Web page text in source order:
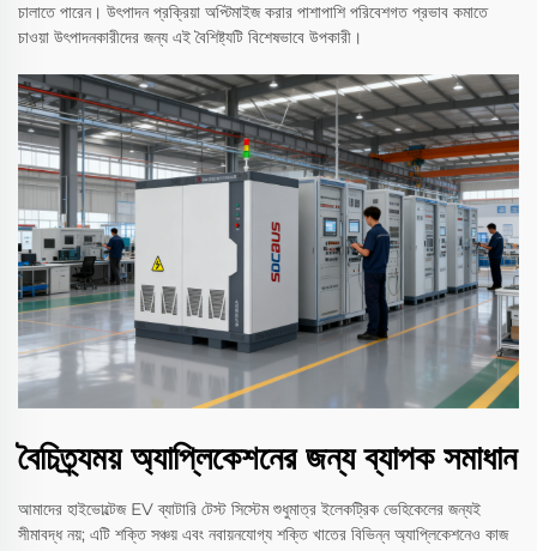
চালাতে পারেন। উৎপাদন প্রক্রিয়া অপ্টিমাইজ করার পাশাপাশি পরিবেশগত প্রভাব কমাতে
চাওয়া উৎপাদনকারীদের জন্য এই বৈশিষ্ট্যটি বিশেষভাবে উপকারী।
বৈচিত্র্যময় অ্যাপ্লিকেশনের জন্য ব্যাপক সমাধান
আমাদের হাইভোল্টেজ EV ব্যাটারি টেস্ট সিস্টেম শুধুমাত্র ইলেকট্রিক ভেহিকেলের জন্যই
সীমাবদ্ধ নয়; এটি শক্তি সঞ্চয় এবং নবায়নযোগ্য শক্তি খাতের বিভিন্ন অ্যাপ্লিকেশনেও কাজ